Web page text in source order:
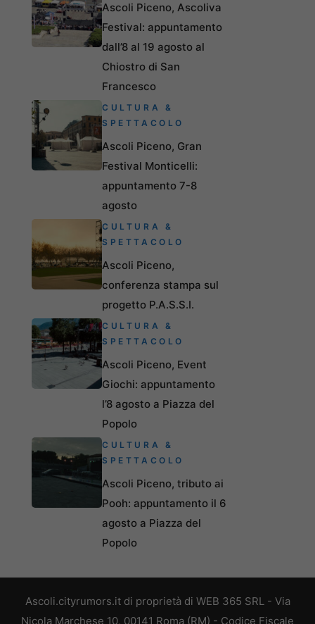
Ascoli Piceno, Ascoliva
Festival: appuntamento
dall’8 al 19 agosto al
Chiostro di San
Francesco
CULTURA &
SPETTACOLO
Ascoli Piceno, Gran
Festival Monticelli:
appuntamento 7-8
agosto
CULTURA &
SPETTACOLO
Ascoli Piceno,
conferenza stampa sul
progetto P.A.S.S.I.
CULTURA &
SPETTACOLO
Ascoli Piceno, Event
Giochi: appuntamento
l’8 agosto a Piazza del
Popolo
CULTURA &
SPETTACOLO
Ascoli Piceno, tributo ai
Pooh: appuntamento il 6
agosto a Piazza del
Popolo
Ascoli.cityrumors.it di proprietà di WEB 365 SRL - Via
Nicola Marchese 10, 00141 Roma (RM) - Codice Fiscale